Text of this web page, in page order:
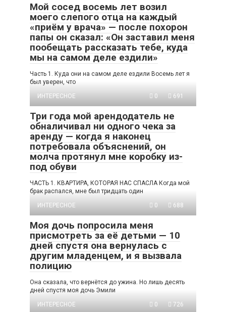
Мой сосед восемь лет возил
моего слепого отца на каждый
«приём у врача» — после похорон
папы он сказал: «Он заставил меня
пообещать рассказать тебе, куда
мы на самом деле ездили»
Часть 1. Куда они на самом деле ездили Восемь лет я
был уверен, что
ИНТЕРЕСНОЕ
0 691
Три года мой арендодатель не
обналичивал ни одного чека за
аренду — когда я наконец
потребовала объяснений, он
молча протянул мне коробку из-
под обуви
ЧАСТЬ 1. КВАРТИРА, КОТОРАЯ НАС СПАСЛА Когда мой
брак распался, мне был тридцать один
ИНТЕРЕСНОЕ
0 688
Моя дочь попросила меня
присмотреть за её детьми — 10
дней спустя она вернулась с
другим младенцем, и я вызвала
полицию
Она сказала, что вернётся до ужина. Но лишь десять
дней спустя моя дочь Эмили
ИНТЕРЕСНОЕ
0 726